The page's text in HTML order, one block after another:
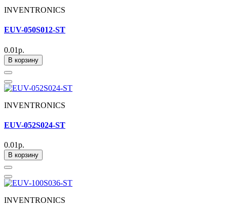
INVENTRONICS
EUV-050S012-ST
0.01р.
В корзину
INVENTRONICS
EUV-052S024-ST
0.01р.
В корзину
INVENTRONICS